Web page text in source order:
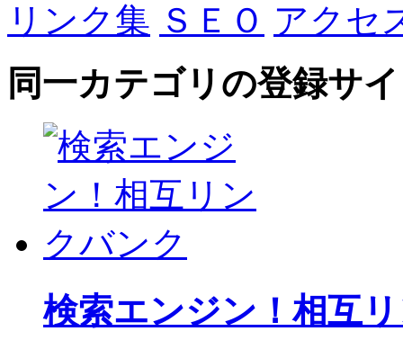
リンク集 ＳＥＯ アクセ
同一カテゴリの登録サ
検索エンジン！相互